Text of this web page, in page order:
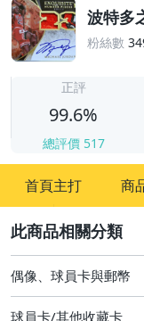
波特多
粉絲數
正評
99.6%
總評價 517
首頁主打 商
玩具、模型與公仔
偶像、球員卡與郵幣
球員卡/其他收藏卡